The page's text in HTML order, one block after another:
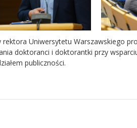
rektora Uniwersytetu Warszawskiego
doktoranci i doktorantki przy
publiczności.